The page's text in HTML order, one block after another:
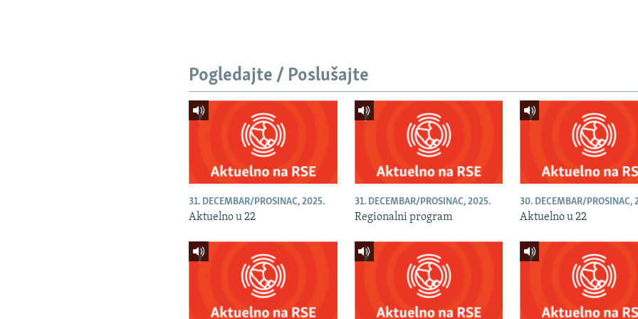
Pogledajte / Poslušajte
31. DECEMBAR/PROSINAC, 2025.
Aktuelno u 22
31. DECEMBAR/PROSINAC, 2025.
Regionalni program
30. DECEMBAR/PROSINAC,
Aktuelno u 22